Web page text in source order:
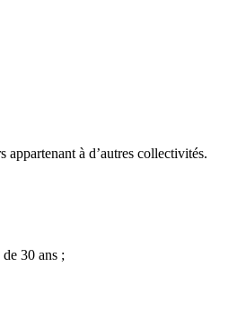
appartenant à d’autres collectivités.
30 ans ;